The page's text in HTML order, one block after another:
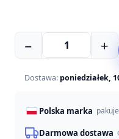
−
ilość
Obroża
psa
Blossom
granatowo-
czerwona
+
Dostawa: poniedziałek,
Polska marka
Darmowa dostawa